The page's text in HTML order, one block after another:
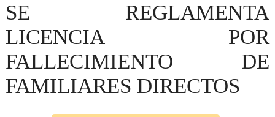
SE REGLAMENTA
LICENCIA POR
FALLECIMIENTO DE
FAMILIARES DIRECTOS